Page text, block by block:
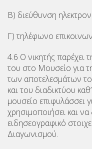
Β) διεύθυνση
Γ) τηλέφωνο
4.6 Ο νικητής παρέχει
του στο Μουσείο για
των αποτελεσμάτων
και του διαδικτύου
μουσείο επιφυλάσσει
χρησιμοποιήσει και
ειδησεογραφικό
Διαγωνισμού.